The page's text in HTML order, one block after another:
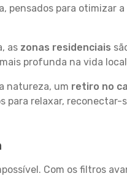
pensados para
as zonas residenciais
profunda na vida
natureza, um retiro no
para relaxar,
Com os filtros